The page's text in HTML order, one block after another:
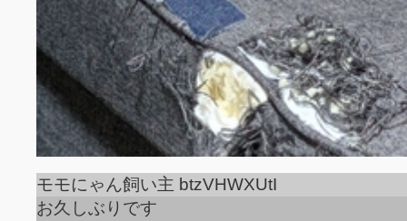
モモにゃん飼い主 btzVHWXUtI
お久しぶりです